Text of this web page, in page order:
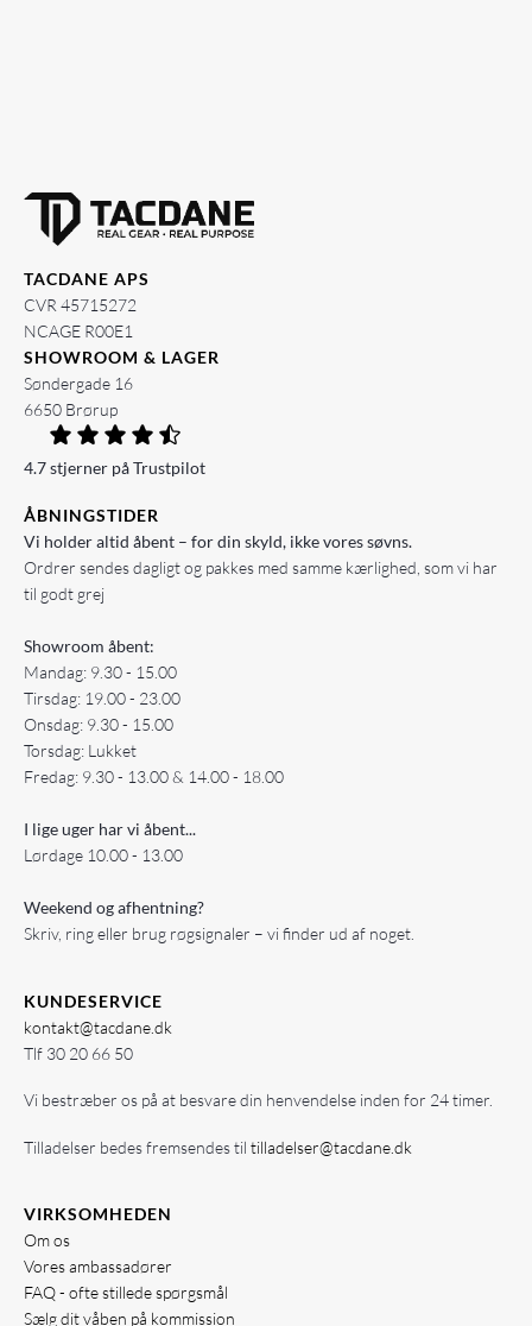
TACDANE APS
CVR 45715272
NCAGE R00E1
SHOWROOM & LAGER
Søndergade 16
6650 Brørup
4.7 stjerner på Trustpilot
ÅBNINGSTIDER
Vi holder altid åbent – for din skyld, ikke vores søvns.
Ordrer sendes dagligt og pakkes med samme kærlighed, som vi har
til godt grej
Showroom åbent:
Mandag: 9.30 - 15.00
Tirsdag: 19.00 - 23.00
Onsdag: 9.30 - 15.00
Torsdag: Lukket
Fredag: 9.30 - 13.00 & 14.00 - 18.00
I lige uger har vi åbent...
Lørdage 10.00 - 13.00
Weekend og afhentning?
Skriv, ring eller brug røgsignaler – vi finder ud af noget.
KUNDESERVICE
kontakt@tacdane.dk
Tlf 30 20 66 50
Vi bestræber os på at besvare din henvendelse inden for 24 timer.
Tilladelser bedes fremsendes til tilladelser@tacdane.dk
VIRKSOMHEDEN
Om os
Vores ambassadører
FAQ - ofte stillede spørgsmål
Sælg dit våben på kommission